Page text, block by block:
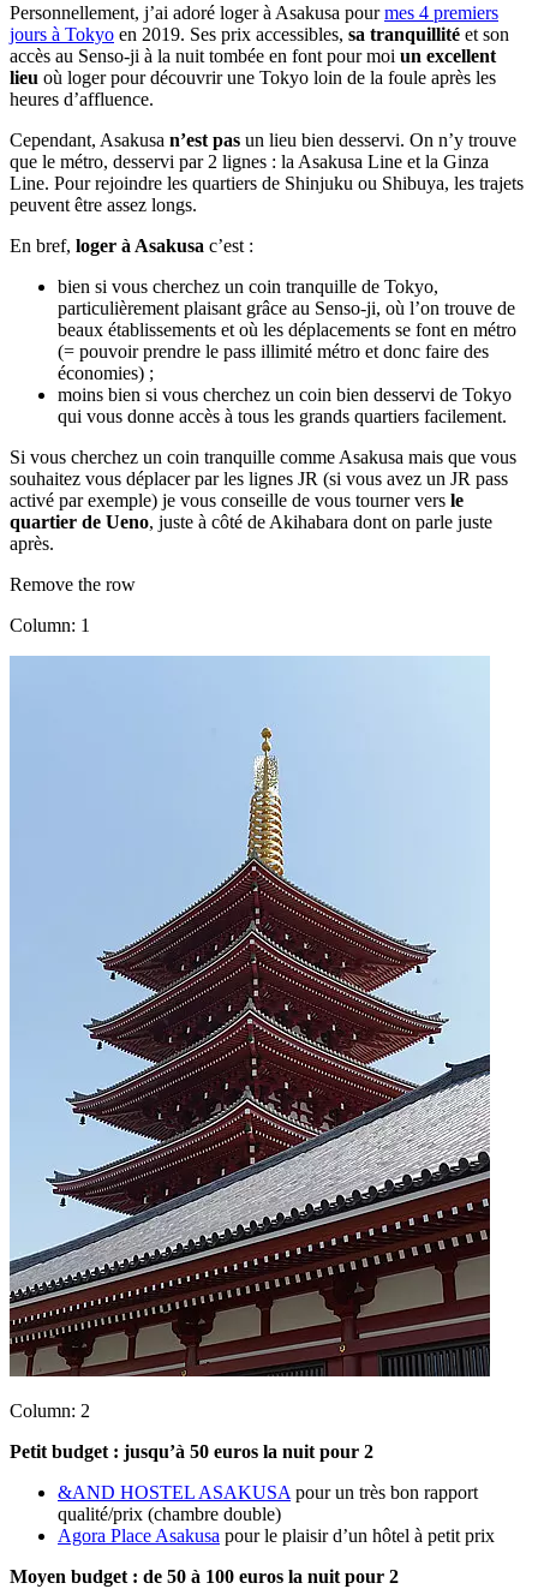
Personnellement, j’ai adoré loger à Asakusa pourmes 4 premiers
jours à Tokyo en 2019. Ses prix accessibles, sa tranquillité et son
accès au Senso-ji à la nuit tombée en font pour moi un excellent
lieu où loger pour découvrir une Tokyo loin de la foule après les
heures d’affluence.
Cependant, Asakusa n’est pas un lieu bien desservi. On n’y trouve
que le métro, desservi par 2 lignes : la Asakusa Line et la Ginza
Line. Pour rejoindre les quartiers de Shinjuku ou Shibuya, les trajets
peuvent être assez longs.
En bref, loger à Asakusa c’est :
bien si vous cherchez un coin tranquille de Tokyo,
particulièrement plaisant grâce au Senso-ji, où l’on trouve de
beaux établissements et où les déplacements se font en métro
(= pouvoir prendre le pass illimité métro et donc faire des
économies) ;
moins bien si vous cherchez un coin bien desservi de Tokyo
qui vous donne accès à tous les grands quartiers facilement.
Si vous cherchez un coin tranquille comme Asakusa mais que vous
souhaitez vous déplacer par les lignes JR (si vous avez un JR pass
activé par exemple) je vous conseille de vous tourner vers le
quartier de Ueno, juste à côté de Akihabara dont on parle juste
après.
Remove the row
Column: 1
Column: 2
Petit budget : jusqu’à 50 euros la nuit pour 2
&AND HOSTEL ASAKUSA pour un très bon rapport
qualité/prix (chambre double)
Agora Place Asakusa pour le plaisir d’un hôtel à petit prix
Moyen budget : de 50 à 100 euros la nuit pour 2